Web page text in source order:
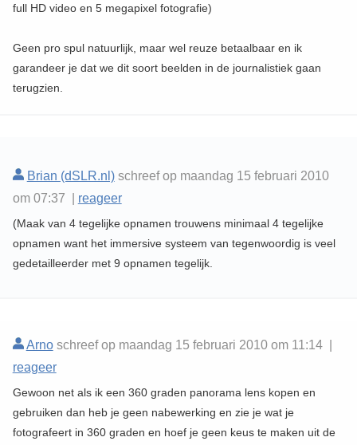
full HD video en 5 megapixel fotografie)
Geen pro spul natuurlijk, maar wel reuze betaalbaar en ik
garandeer je dat we dit soort beelden in de journalistiek gaan
terugzien.
Brian (dSLR.nl)schreef op maandag 15 februari 2010
om 07:37 | reageer
(Maak van 4 tegelijke opnamen trouwens minimaal 4 tegelijke
opnamen want het immersive systeem van tegenwoordig is veel
gedetailleerder met 9 opnamen tegelijk.
Arnoschreef op maandag 15 februari 2010 om 11:14 |
reageer
Gewoon net als ik een 360 graden panorama lens kopen en
gebruiken dan heb je geen nabewerking en zie je wat je
fotografeert in 360 graden en hoef je geen keus te maken uit de